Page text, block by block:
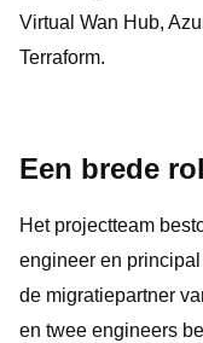
Virtual Wan Hub,
Terraform.
Een brede
Het projectteam
engineer en
de migratiepartner
en twee engineers